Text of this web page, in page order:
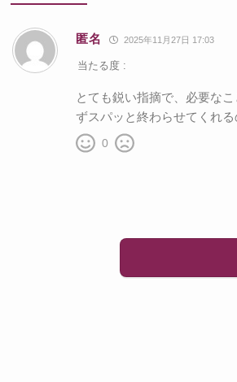
匿名 2025年11月27日 17:03
当たる度 :
とても鋭い指摘で、必要な
ずスパッと終わらせてくれ
0